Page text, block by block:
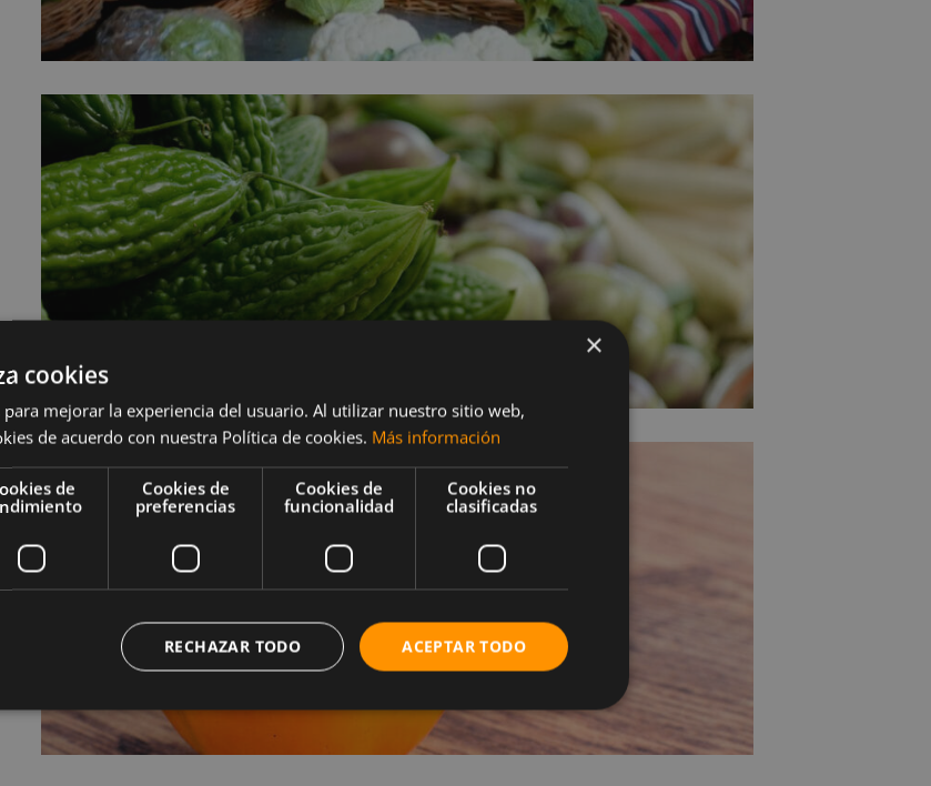
×
cookies
para mejorar la experiencia del usuario. Al utilizar nuestro sitio web,
de acuerdo con nuestra Política de cookies. Más información
de
Cookies de
preferencias
Cookies de
funcionalidad
Cookies no
clasificadas
ACEPTAR TODO
RECHAZAR TODO